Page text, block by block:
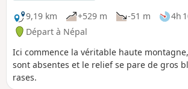
9,19 km
+529 m -51 m 4h
Départ à Népal
Ici commence la véritable haute
sont absentes et le relief se pare de gros
rases.